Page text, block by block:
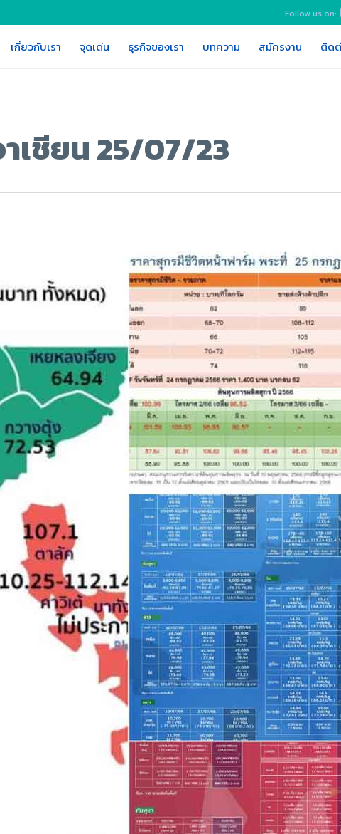
Follow us on:
เกี่ยวกับเรา จุดเด่น ธุรกิจของเรา บทความ สมัครงาน ติด
เชียน 25/07/23